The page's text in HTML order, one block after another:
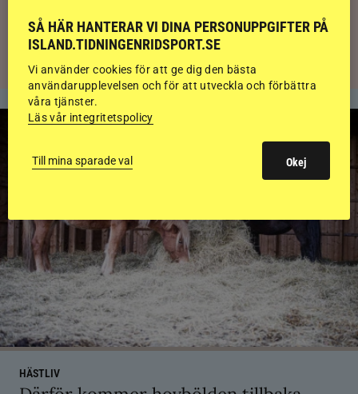
islandshäst
HÄSTLIV
SÅ HÄR HANTERAR VI DINA PERSONUPPGIFTER PÅ
ISLAND.TIDNINGENRIDSPORT.SE
Vi använder cookies för att ge dig den bästa
användarupplevelsen och för att utveckla och förbättra
våra tjänster.
Läs vår integritetspolicy
Till mina sparade val Okej